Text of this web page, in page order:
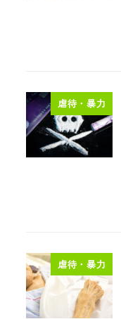
虐待・暴力
虐待・暴力